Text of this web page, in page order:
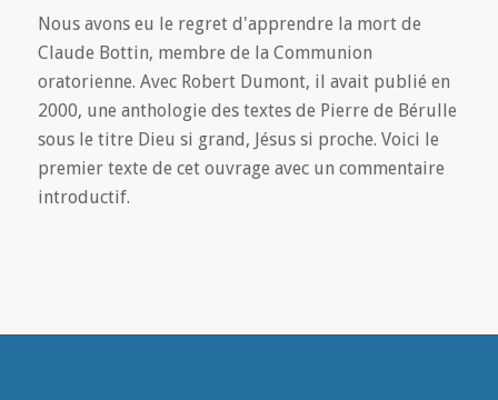
Nous avons eu le regret d'apprendre la mort de
Claude Bottin, membre de la Communion
oratorienne. Avec Robert Dumont, il avait publié en
2000, une anthologie des textes de Pierre de Bérulle
sous le titre Dieu si grand, Jésus si proche. Voici le
premier texte de cet ouvrage avec un commentaire
introductif.